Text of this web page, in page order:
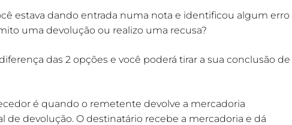
estava dando entrada numa nota e identificou algum erro
uma devolução ou realizo uma recusa?
das 2 opções e você poderá tirar a sua conclusão de
é quando o remetente devolve a mercadoria
de devolução. O destinatário recebe a mercadoria e dá